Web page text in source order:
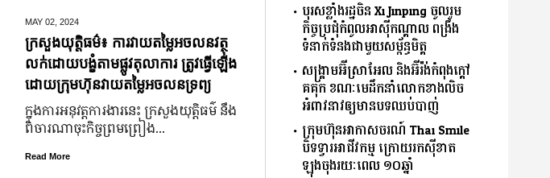
MAY 02, 2024
ក្រសួងយុត្តិធម៌៖ ការវាយតម្លៃអចលនវត្ថុ
លក់ដោយបង្ខំតាមផ្លូវតុលាការ ត្រូវធ្វើឡើង
ដោយក្រុមហ៊ុនវាយតម្លៃអចលនទ្រព្យ
ក្នុងការអនុវត្តការងារនេះ ក្រសួងយុត្តិធម៌ នឹង
ពិចារណាចុះកិច្ចព្រមព្រៀង...
Read More
បុរសខ្លាំងរដ្ឋចិន Xi Jinping ចូលរួម
កិច្ចប្រជុំកំពូលអាស៊ីកណ្ដាល ពង្រឹង
ទំនាក់ទំនងជាមួយសម្ព័ន្ធមិត្ត
សង្គ្រាមអ៊ីស្រាអែល និងអ៊ីរ៉ង់កំពុងក្ដៅ
គគុក ខណៈមេដឹកនាំលោកខាងលិច
អំពាវនាវឲ្យមានបទឈប់បាញ់
ក្រុមហ៊ុនអាកាសចរណ៍ Thai Smile
បិទទ្វារអាជីវកម្ម ក្រោយរកស៊ីខាត
ឡុងចុងរយៈពេល ១០ឆ្នាំ